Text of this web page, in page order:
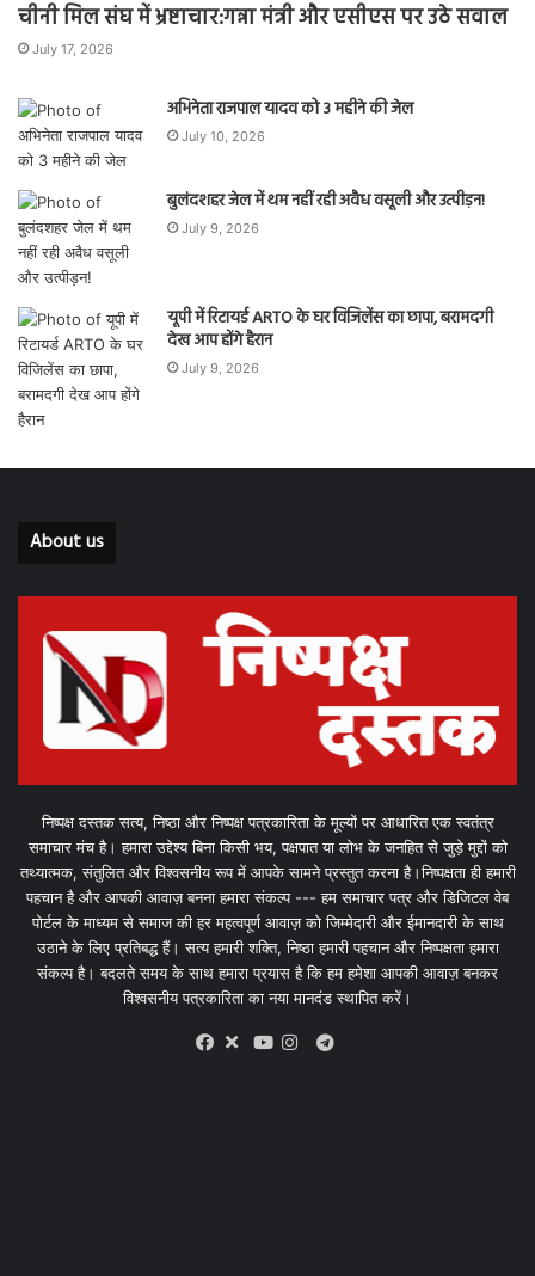
चीनी मिल संघ में भ्रष्टाचार:गन्ना मंत्री और एसीएस पर उठे सवाल
July 17, 2026
अभिनेता राजपाल यादव को 3 महीने की जेल
July 10, 2026
बुलंदशहर जेल में थम नहीं रही अवैध वसूली और उत्पीड़न!
July 9, 2026
यूपी में रिटायर्ड ARTO के घर विजिलेंस का छापा, बरामदगी
देख आप होंगे हैरान
July 9, 2026
About us
निष्पक्ष दस्तक सत्य, निष्ठा और निष्पक्ष पत्रकारिता के मूल्यों पर आधारित एक स्वतंत्र
समाचार मंच है। हमारा उद्देश्य बिना किसी भय, पक्षपात या लोभ के जनहित से जुड़े मुद्दों को
तथ्यात्मक, संतुलित और विश्वसनीय रूप में आपके सामने प्रस्तुत करना है।निष्पक्षता ही हमारी
पहचान है और आपकी आवाज़ बनना हमारा संकल्प --- हम समाचार पत्र और डिजिटल वेब
पोर्टल के माध्यम से समाज की हर महत्वपूर्ण आवाज़ को जिम्मेदारी और ईमानदारी के साथ
उठाने के लिए प्रतिबद्ध हैं। सत्य हमारी शक्ति, निष्ठा हमारी पहचान और निष्पक्षता हमारा
संकल्प है। बदलते समय के साथ हमारा प्रयास है कि हम हमेशा आपकी आवाज़ बनकर
विश्वसनीय पत्रकारिता का नया मानदंड स्थापित करें।
X
Telegram